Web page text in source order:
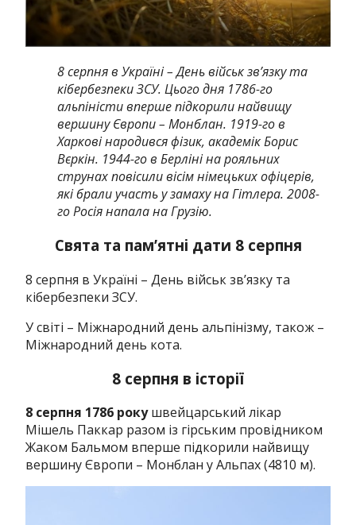
8 серпня в Україні – День військ зв’язку та
кібербезпеки ЗСУ.Цього дня 1786-го
альпіністи вперше підкорили найвищу
вершину Європи – Монблан. 1919-го в
Харкові народився фізик, академік Борис
Вєркін. 1944-го в Берліні на рояльних
струнах повісили вісім німецьких офіцерів,
які брали участь у замаху на Гітлера.2008-
го Росія напала на Грузію.
Свята та пам’ятні дати 8 серпня
8 серпня в Україні – День військ зв’язку та
кібербезпеки ЗСУ.
У світі – Міжнародний день альпінізму, також –
Міжнародний день кота.
8 серпня в історії
8 серпня 1786 рокушвейцарський лікар
Мішель Паккар разом із гірським провідником
Жаком Бальмом вперше підкорили найвищу
вершину Європи – Монблан у Альпах (4810 м).